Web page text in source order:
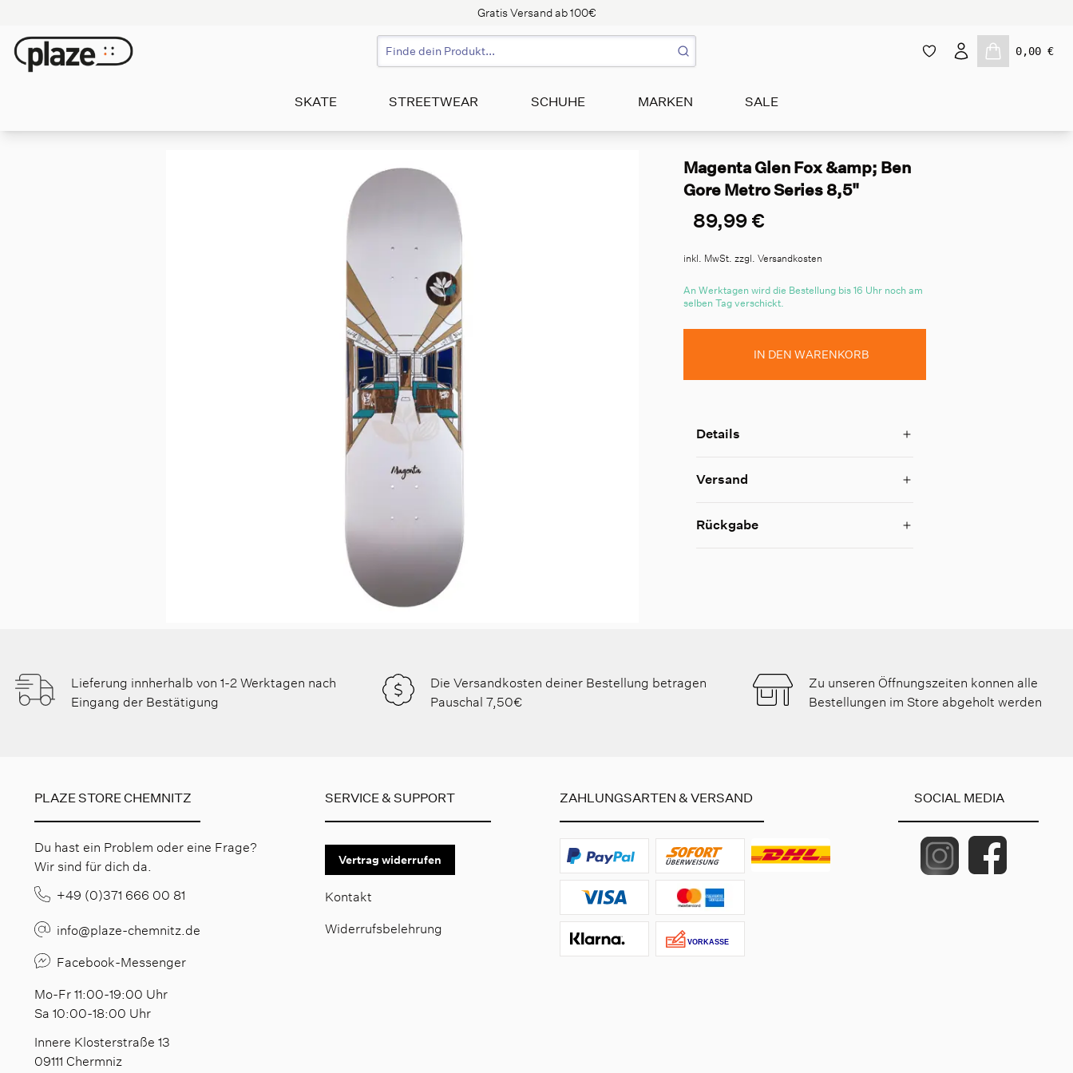
Gratis Versand ab 100€
0,00 €
SKATE STREETWEAR SCHUHE MARKEN SALE
Magenta Glen Fox &amp; Ben
Gore Metro Series 8,5"
89,99 €
inkl. MwSt. zzgl. Versandkosten
An Werktagen wird die Bestellung bis 16 Uhr noch am
selben Tag verschickt.
IN DEN WARENKORB
Details
Versand
Rückgabe
Lieferung innherhalb von 1-2 Werktagen nach
Eingang der Bestätigung
Die Versandkosten deiner Bestellung betragen
Pauschal 7,50€
Zu unseren Öffnungszeiten konnen alle
Bestellungen im Store abgeholt werden
PLAZE STORE CHEMNITZ
Du hast ein Problem oder eine Frage?
Wir sind für dich da.
+49 (0)371 666 00 81
info@plaze-chemnitz.de
Facebook-Messenger
Mo-Fr 11:00-19:00 Uhr
Sa 10:00-18:00 Uhr
Innere Klosterstraße 13
09111 Chermniz
SERVICE & SUPPORT
Vertrag widerrufen
Kontakt
Widerrufsbelehrung
ZAHLUNGSARTEN & VERSAND SOCIAL MEDIA